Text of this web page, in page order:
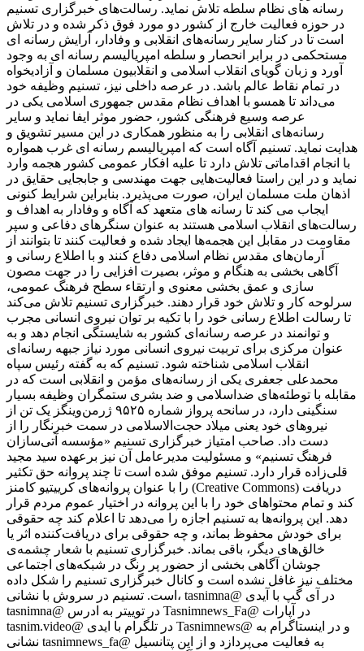
رسانه های نظام سلطه تلاش نماید. رسالت‌های خبرگزاری تسنیم
در حوزه فعالیت خارج از کشور دو مورد فوق ذکر شده و در تلاش
است تا در کنار سایر رسانه‌های انقلابی و وفادار، آرایش رسانه ای
مستحکمی در برابر انحصار و سلطه امپریالیسم رسانه ای به وجود
آورد و زبان گویای انقلاب اسلامی و انقلابیون مسلمان و آزادیخواه
در تمام نقاط عالم باشد. در عرصه داخلی نیز، تسنیم وظیفه خود
می‌داند تا همسو با اهداف نظام مقدس جمهوری اسلامی یکی در
عرصه وسیع فرهنگی کشور، حضور موثر ایفا نماید و سایر
رسانه‌های انقلابی را به منظور همکاری در این مسیر تشویق و
هدایت نماید. تسنیم آگاه است که امپریالیسم رسانه ای غرب همواره
با انجام اقداماتی تلاش دارد تا علیه افکار عمومی کشور هجمه وارد
نماید و در این راستا فعالیت‌هایی جهت مهندسی و جابجایی حقایق در
اذهان ملت مسلمان ایران، صورت می‌پذیرد. بنابراین شرایط کنونی
ایجاب می کند تا رسانه های متعهد که آگاه و وفادار به اهداف و
رسالت‌های انقلاب اسلامی هستند به عنوان سنگرهای دفاعی و سپر
مقاومت در مقابل این هجمه‌ها ایجاد شده و فعالیت کنند تا بتوانند از
آرمان‌های مقدس نظام اسلامی دفاع کنند و با اطلاع رسانی و
آگاهی بخشی به هنگام و موثر، بصیرت افزایی را در جهت مصون
سازی و عمق بخشی معنوی و ارتقاء سطح فرهنگ عمومی،
سرلوحه کار و تلاش خود قرار دهند. خبرگزاری تسنیم تلاش می‌کند
تا رسالت اطلاع رسانی خود را با تکیه بر توان نیروی انسانی مجرب
و توانمند در عرصه رسانه‌ای کشور به شایستگی انجام دهد و به
عنوان مرکزی برای تربیت نیروی انسانی مورد نیاز جبهه رسانه‌ای
انقلاب اسلامی شناخته شود. تسنیم که به گفته رئیس سپاه
محمدعلی جعفری یکی از رسانه‌های مؤمن و انقلابی است که در
مقابله با توطئه‌های ضداسلامی و ضد بشری ستمگران وظیفه بسیار
سنگینی دارد، در سانحه پرواز شماره ۹۵۲۵ ژرمن‌وینگز یک تن از
نیروهای خود یعنی میلاد حجت‌الاسلامی در سمت خبرنگار را از
دست داد. صاحب امتیاز خبرگزاری تسنیم «مؤسسه آتی‌سازان
فرهنگ تسنیم» و مسئولیت مدیرعامل آن نیز برعهده سید مجید
قلی‌زاده‌ قرار دارد. تسنیم موفق شده است تا چند پروانه حق تکثیر
را با عنوان پروانه‌های کرییتیو کامنز (Creative Commons) دریافت
کند و تمام محتواهای خود را با این پروانه در اختیار عموم مردم قرار
دهد. این پروانه‌ها به تسنیم اجازه را می‌دهد تا اعلام کند چه حقوقی
برای خودش محفوظ بماند، و چه حقوقی برای دریافت‌کننده اثر یا
خالق‌های دیگر، باقی بماند. خبرگزاری تسنیم با شعار چشمه‌ی
جوشان آگاهی بخشی از حضور پر رنگ در شبکه‌های اجتماعی
مختلف نیز غافل نشده است و کانال خبرگزاری تسنیم را شکل داده
است. تسنیم در سروش با نشانی، tasnimna@ در آی گپ با آیدی
tasnimna@ در توییتر به ادرس Tasnimnews_Fa@ در آپارات
tasnim.video@ در تلگرام با ایدی Tasnimnews@ و در اینستاگرام به
نشانی tasnimnews_fa@ به فعالیت می‌پردازد و از این پتانسیل